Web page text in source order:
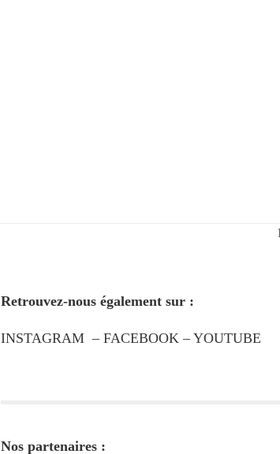
Retrouvez-nous également sur :
INSTAGRAM– FACEBOOK – YOUTUBE
Nos partenaires :